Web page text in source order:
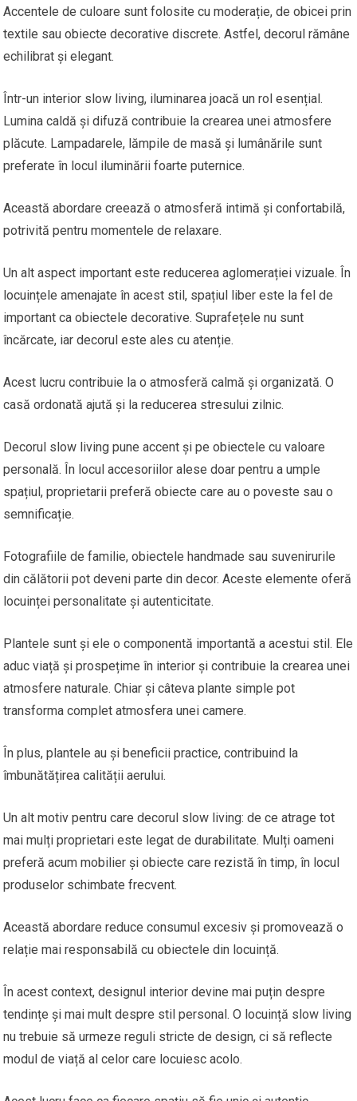
Accentele de culoare sunt folosite cu moderație, de obicei prin
textile sau obiecte decorative discrete. Astfel, decorul rămâne
echilibrat și elegant.
Într-un interior slow living, iluminarea joacă un rol esențial.
Lumina caldă și difuză contribuie la crearea unei atmosfere
plăcute. Lampadarele, lămpile de masă și lumânările sunt
preferate în locul iluminării foarte puternice.
Această abordare creează o atmosferă intimă și confortabilă,
potrivită pentru momentele de relaxare.
Un alt aspect important este reducerea aglomerației vizuale. În
locuințele amenajate în acest stil, spațiul liber este la fel de
important ca obiectele decorative. Suprafețele nu sunt
încărcate, iar decorul este ales cu atenție.
Acest lucru contribuie la o atmosferă calmă și organizată. O
casă ordonată ajută și la reducerea stresului zilnic.
Decorul slow living pune accent și pe obiectele cu valoare
personală. În locul accesoriilor alese doar pentru a umple
spațiul, proprietarii preferă obiecte care au o poveste sau o
semnificație.
Fotografiile de familie, obiectele handmade sau suvenirurile
din călătorii pot deveni parte din decor. Aceste elemente oferă
locuinței personalitate și autenticitate.
Plantele sunt și ele o componentă importantă a acestui stil. Ele
aduc viață și prospețime în interior și contribuie la crearea unei
atmosfere naturale. Chiar și câteva plante simple pot
transforma complet atmosfera unei camere.
În plus, plantele au și beneficii practice, contribuind la
îmbunătățirea calității aerului.
Un alt motiv pentru care decorul slow living: de ce atrage tot
mai mulți proprietari este legat de durabilitate. Mulți oameni
preferă acum mobilier și obiecte care rezistă în timp, în locul
produselor schimbate frecvent.
Această abordare reduce consumul excesiv și promovează o
relație mai responsabilă cu obiectele din locuință.
În acest context, designul interior devine mai puțin despre
tendințe și mai mult despre stil personal. O locuință slow living
nu trebuie să urmeze reguli stricte de design, ci să reflecte
modul de viață al celor care locuiesc acolo.